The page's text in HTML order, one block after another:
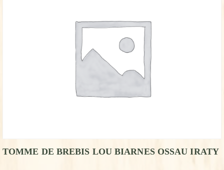
TOMME DE BREBIS LOU BIARNES OSSAU IRATY